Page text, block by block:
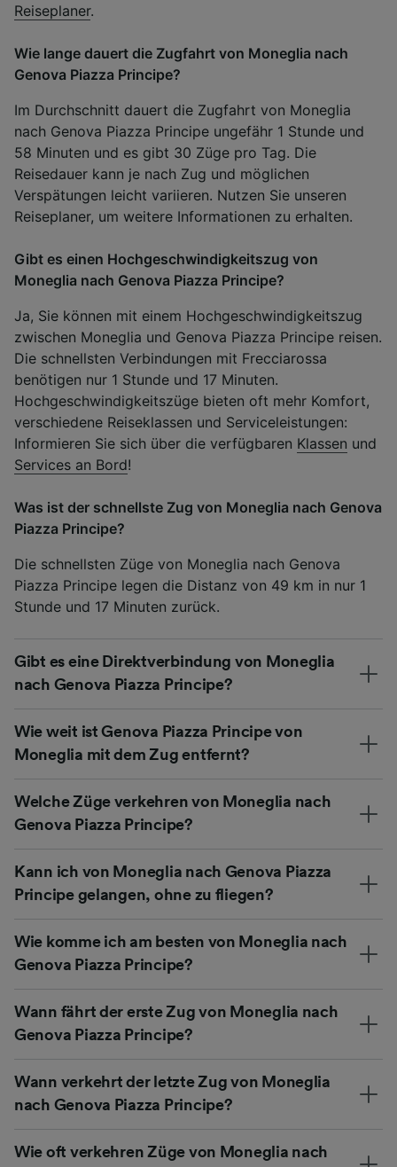
Reiseplaner.
Wie lange dauert die Zugfahrt von Moneglia nach
Genova Piazza Principe?
Im Durchschnitt dauert die Zugfahrt von Moneglia
nach Genova Piazza Principe ungefähr 1 Stunde und
58 Minuten und es gibt 30 Züge pro Tag. Die
Reisedauer kann je nach Zug und möglichen
Verspätungen leicht variieren. Nutzen Sie unseren
Reiseplaner, um weitere Informationen zu erhalten.
Gibt es einen Hochgeschwindigkeitszug von
Moneglia nach Genova Piazza Principe?
Ja, Sie können mit einem Hochgeschwindigkeitszug
zwischen Moneglia und Genova Piazza Principe reisen.
Die schnellsten Verbindungen mit Frecciarossa
benötigen nur 1 Stunde und 17 Minuten.
Hochgeschwindigkeitszüge bieten oft mehr Komfort,
verschiedene Reiseklassen und Serviceleistungen:
Informieren Sie sich über die verfügbaren Klassen und
Services an Bord!
Was ist der schnellste Zug von Moneglia nach Genova
Piazza Principe?
Die schnellsten Züge von Moneglia nach Genova
Piazza Principe legen die Distanz von 49 km in nur 1
Stunde und 17 Minuten zurück.
Gibt es eine Direktverbindung von Moneglia
nach Genova Piazza Principe?
Wie weit ist Genova Piazza Principe von
Moneglia mit dem Zug entfernt?
Welche Züge verkehren von Moneglia nach
Genova Piazza Principe?
Kann ich von Moneglia nach Genova Piazza
Principe gelangen, ohne zu fliegen?
Wie komme ich am besten von Moneglia nach
Genova Piazza Principe?
Wann fährt der erste Zug von Moneglia nach
Genova Piazza Principe?
Wann verkehrt der letzte Zug von Moneglia
nach Genova Piazza Principe?
Wie oft verkehren Züge von Moneglia nach